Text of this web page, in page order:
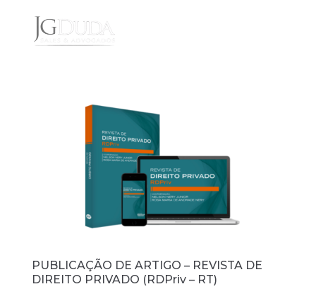
PUBLICAÇÃO DE ARTIGO – REVISTA DE
DIREITO PRIVADO (RDPriv – RT)